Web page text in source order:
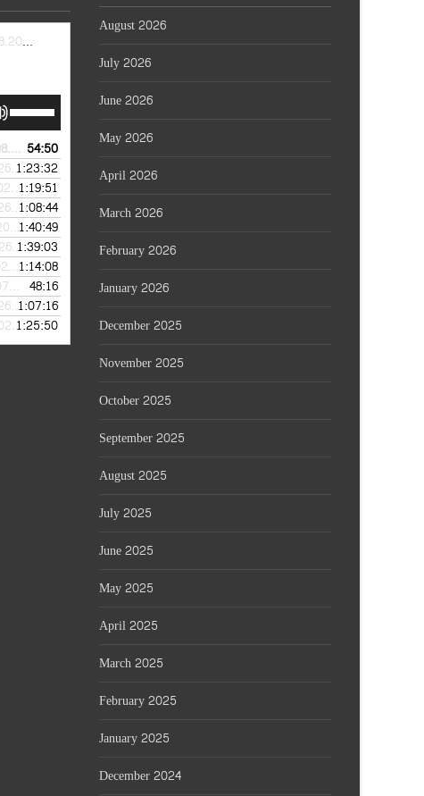
កម្មវិធីផ្សាយថ្ងៃព្រហស្បតិ៍ 06.08.2026
Arrow
keys
to
increase
or
decrease
volume.
កម្មវិធីផ្សាយថ្ងៃព្រហស្បតិ៍ 06.08.2026 — AUGUST 6, 2026
54:50
កម្មវិធីផ្សាយ ថ្ងៃពុធ 05.08.2026— AUGUST 5, 2026
1:23:32
កម្មវិធីផ្សាយ ថ្ងៃអង្គារ 04.08.2026— AUGUST 4, 2026
1:19:51
កម្មវិធីផ្សាយ ថ្ងៃច័ន្ទ 03.08.2026— AUGUST 3, 2026
1:08:44
កម្មវិធីផ្សាយថ្ងៃអាទិត្យ 02.08.2026 — AUGUST 2, 2026
1:40:49
កម្មវិធីផ្សាយថ្ងៃសៅរ៍ 01.08.2026— AUGUST 1, 2026
1:39:03
កម្មវិធីផ្សាយថ្ងៃសុក្រ 31.07.2026— JULY 31, 2026
1:14:08
កម្មវិធីផ្សាយថ្ងៃព្រហស្បតិ៍ 30.07.2026
— JULY 30, 2026
48:16
កម្មវិធីផ្សាយ ថ្ងៃពុធ 29.07.2026— JULY 29, 2026
1:07:16
កម្មវិធីផ្សាយ ថ្ងៃអង្គារ 28.07.2026— JULY 28, 2026
1:25:50
August 2026
July 2026
June 2026
May 2026
April 2026
March 2026
February 2026
January 2026
December 2025
November 2025
October 2025
September 2025
August 2025
July 2025
June 2025
May 2025
April 2025
March 2025
February 2025
January 2025
December 2024